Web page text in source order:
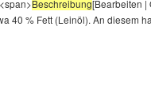
Beschreibung[Bearbeiten |
40 % Fett (Leinöl). An diesem